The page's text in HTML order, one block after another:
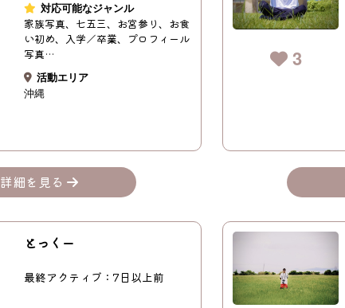
対応可能なジャンル
家族写真、七五三、お宮参り、お食
い初め、入学／卒業、プロフィール
写真…
活動エリア
沖縄
詳細を見る
3
とっくー
最終アクティブ：7日以上前